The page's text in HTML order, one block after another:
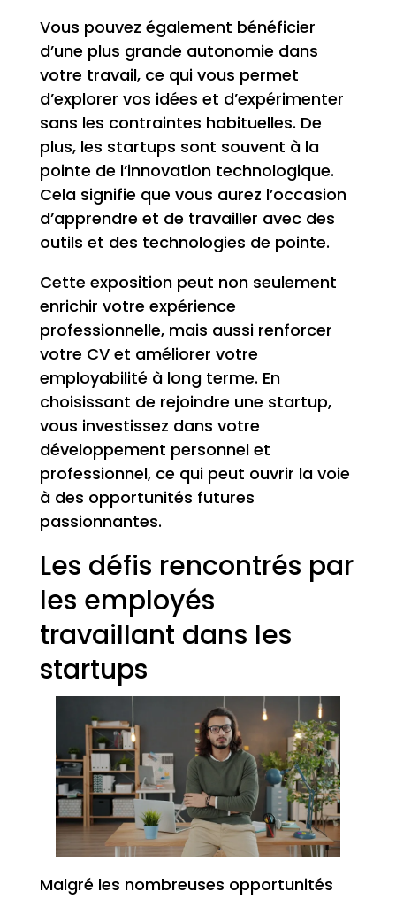
Vous pouvez également bénéficier
d’une plus grande autonomie dans
votre travail, ce qui vous permet
d’explorer vos idées et d’expérimenter
sans les contraintes habituelles. De
plus, les startups sont souvent à la
pointe de l’innovation technologique.
Cela signifie que vous aurez l’occasion
d’apprendre et de travailler avec des
outils et des technologies de pointe.
Cette exposition peut non seulement
enrichir votre expérience
professionnelle, mais aussi renforcer
votre CV et améliorer votre
employabilité à long terme. En
choisissant de rejoindre une startup,
vous investissez dans votre
développement personnel et
professionnel, ce qui peut ouvrir la voie
à des opportunités futures
passionnantes.
Les défis rencontrés par
les employés
travaillant dans les
startups
Malgré les nombreuses opportunités